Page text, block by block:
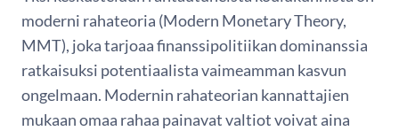
moderni rahateoria (Modern Monetary Theory,
MMT), joka tarjoaa finanssipolitiikan dominanssia
ratkaisuksi potentiaalista vaimeamman kasvun
ongelmaan. Modernin rahateorian kannattajien
mukaan omaa rahaa painavat valtiot voivat aina